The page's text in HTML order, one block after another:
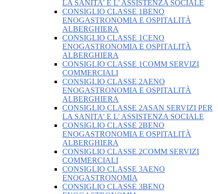
LA SANITA' E L' ASSISTENZA SOCIALE
CONSIGLIO CLASSE 1BENO
ENOGASTRONOMIA E OSPITALITÀ
ALBERGHIERA
CONSIGLIO CLASSE 1CENO
ENOGASTRONOMIA E OSPITALITÀ
ALBERGHIERA
CONSIGLIO CLASSE 1COMM SERVIZI
COMMERCIALI
CONSIGLIO CLASSE 2AENO
ENOGASTRONOMIA E OSPITALITÀ
ALBERGHIERA
CONSIGLIO CLASSE 2ASAN SERVIZI PER
LA SANITA' E L' ASSISTENZA SOCIALE
CONSIGLIO CLASSE 2BENO
ENOGASTRONOMIA E OSPITALITÀ
ALBERGHIERA
CONSIGLIO CLASSE 2COMM SERVIZI
COMMERCIALI
CONSIGLIO CLASSE 3AENO
ENOGASTRONOMIA
CONSIGLIO CLASSE 3BENO